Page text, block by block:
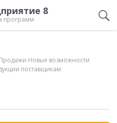
8
программ
Новые возможности
поставщикам